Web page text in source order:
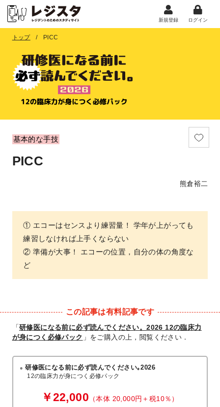
新規登録 ログイン
トップ PICC
基本的な手技
PICC
熊倉裕二
① エコーはセンスより練習量！ 学年が上がっても
練習しなければ上手くならない
② 準備が大事！ エコーの位置，自分の体の角度な
ど
この記事は有料記事です
「研修医になる前に必ず読んでください。2026 12の臨床力
が身につく必修パック 」をご購入の上，閲覧ください．
研修医になる前に必ず読んでください｡2026
12の臨床力が身につく必修パック
￥22,000 （本体 20,000円＋税10％）